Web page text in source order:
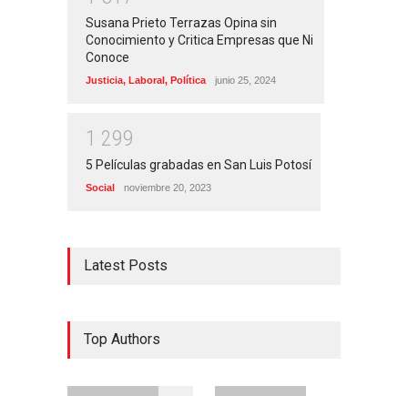
Susana Prieto Terrazas Opina sin
Conocimiento y Critica Empresas que Ni
Conoce
Justicia, Laboral, Política junio 25, 2024
1 299
5 Películas grabadas en San Luis Potosí
Social noviembre 20, 2023
Latest Posts
Top Authors